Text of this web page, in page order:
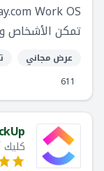
تمكن الأشخاص
يحتاجونها
المرئية سهلة
مثل
أو تخصيص
عرض مجاني
611
كليك